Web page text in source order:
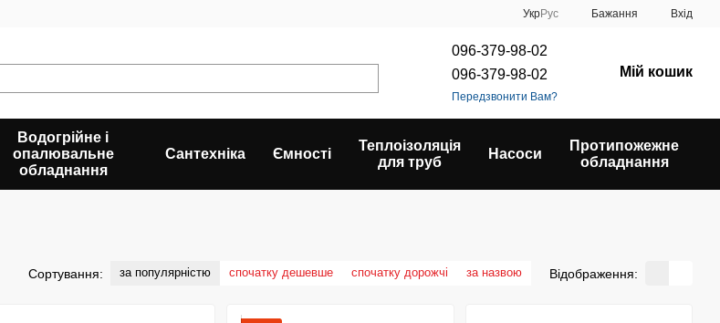
УкрРус Бажання Вхід
096-379-98-02
096-379-98-02
Передзвонити Вам?
Мій кошик
Водогрійне і
опалювальне
обладнання
Сантехніка Ємності
Теплоізоляція
для труб
Насоси
Протипожежне
обладнання
Сортування: за популярністю спочатку дешевше спочатку дорожчі за назвою Відображення: